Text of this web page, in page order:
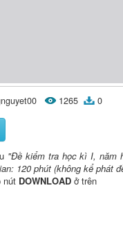
1265 0
"Ðề kiểm tra học kì I, năm
120 phút (không kể phát
nút DOWNLOAD ở trên